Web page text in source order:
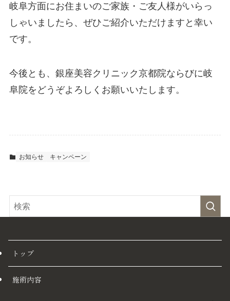
岐阜方面にお住まいのご家族・ご友人様がいらっ
しゃいましたら、ぜひご紹介いただけますと幸い
です。
今後とも、銀座美容クリニック京都院ならびに岐
阜院をどうぞよろしくお願いいたします。
お知らせ キャンペーン
トップ
施術内容